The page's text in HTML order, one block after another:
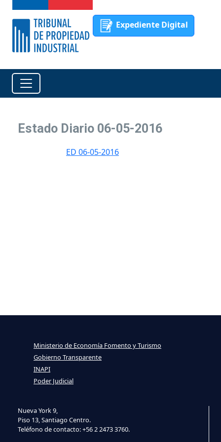
Expediente Digital
Estado Diario 06-05-2016
ED 06-05-2016
Nueva York 9,
Piso 13, Santiago Centro.
Teléfono de contacto: +56 2 2473 3760.
Ministerio de Economía Fomento y Turismo
Gobierno Transparente
INAPI
Poder Judicial